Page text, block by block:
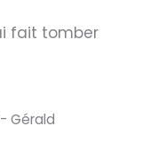
fait tomber
Gérald